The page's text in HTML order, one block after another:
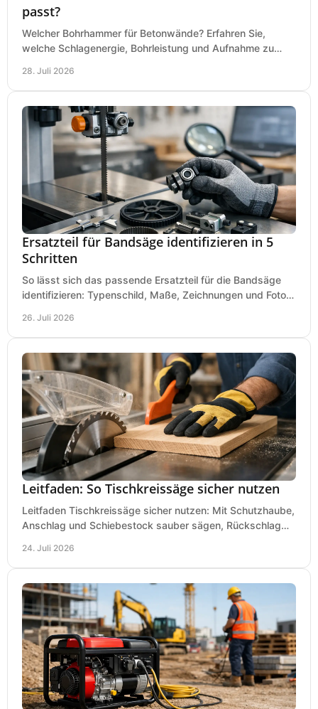
passt?
Welcher Bohrhammer für Betonwände? Erfahren Sie,
welche Schlagenergie, Bohrleistung und Aufnahme zu
28. Juli 2026
Ersatzteil für Bandsäge identifizieren in 5
Schritten
So lässt sich das passende Ersatzteil für die Bandsäge
identifizieren: Typenschild, Maße, Zeichnungen und Fotos
26. Juli 2026
Leitfaden: So Tischkreissäge sicher nutzen
Leitfaden Tischkreissäge sicher nutzen: Mit Schutzhaube,
Anschlag und Schiebestock sauber sägen, Rückschlag
24. Juli 2026